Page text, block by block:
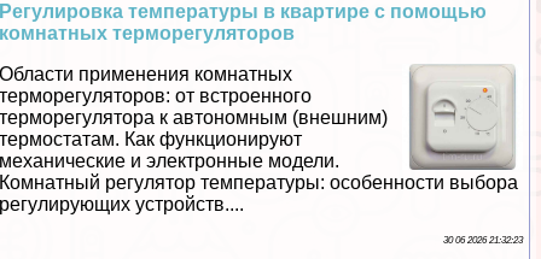
Регулировка температуры в квартире с помощью
комнатных терморегуляторов
Области применения комнатных
терморегуляторов: от встроенного
терморегулятора к автономным (внешним)
термостатам. Как функционируют
механические и электронные модели.
Комнатный регулятор температуры: особенности выбора
регулирующих устройств....
30 06 2026 21:32:23